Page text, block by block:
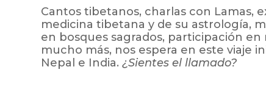
Cantos tibetanos, charlas con Lamas,
medicina tibetana y de su astrología,
en bosques sagrados, participación
mucho más, nos espera en este viaje
Nepal e India. ¿Sientes el llamado?